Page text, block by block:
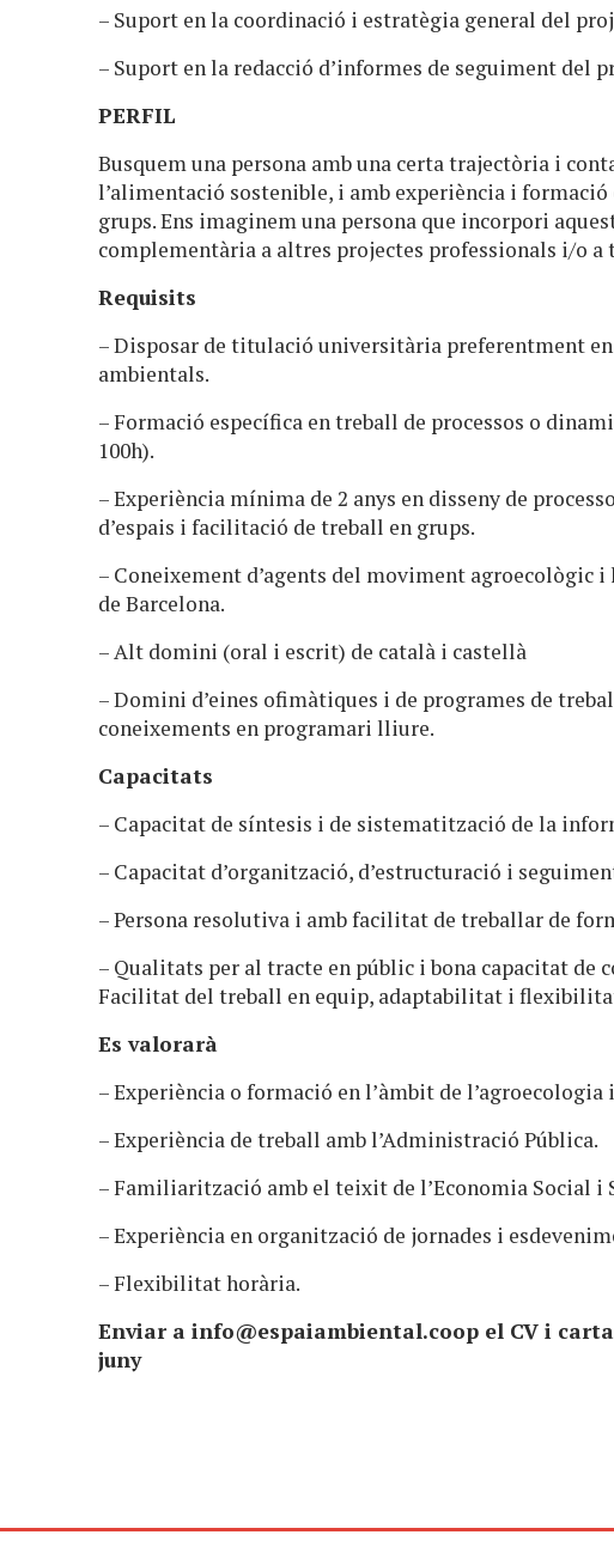
– Suport en la coordinació i estratègia general del
– Suport en la redacció d’informes de seguiment del
PERFIL
Busquem una persona amb una certa trajectòria i
l’alimentació sostenible, i amb experiència i
grups. Ens imaginem una persona que incorpori
complementària a altres projectes professionals i/o a
Requisits
– Disposar de titulació universitària preferentment
ambientals.
– Formació específica en treball de processos o
100h).
– Experiència mínima de 2 anys en disseny de
d’espais i facilitació de treball en grups.
– Coneixement d’agents del moviment agroecològic
de Barcelona.
– Alt domini (oral i escrit) de català i castellà
– Domini d’eines ofimàtiques i de programes de
coneixements en programari lliure.
Capacitats
– Capacitat de síntesis i de sistematització de la
– Capacitat d’organització, d’estructuració i
– Persona resolutiva i amb facilitat de treballar de
– Qualitats per al tracte en públic i bona capacitat de
Facilitat del treball en equip, adaptabilitat i
Es valorarà
– Experiència o formació en l’àmbit de
– Experiència de treball amb l’Administració Pública.
– Familiarització amb el teixit de l’Economia Social i
– Experiència en organització de jornades i
– Flexibilitat horària.
Enviar ainfo@espaiambiental.coop el CV i
juny